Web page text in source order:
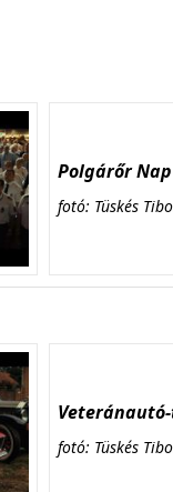
Polgárőr
fotó: Tüskés
fotó: Tüskés